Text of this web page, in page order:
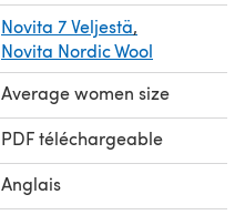
Novita 7 Veljestä,
Novita Nordic Wool
Average women size
PDF téléchargeable
Anglais